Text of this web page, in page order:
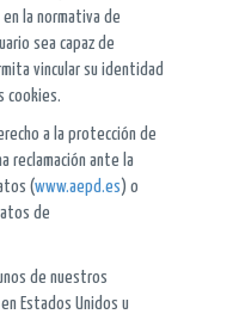
la normativa de
sea capaz de
vincular su identidad
cookies.
a la protección de
reclamación ante la
(www.aepd.es ) o
de
de nuestros
Estados Unidos u